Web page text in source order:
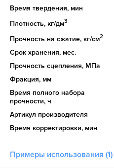
Время твердения, мин
Плотность, кг/дм3
Прочность на сжатие, кг/см2
Срок хранения, мес.
Прочность сцепления, МПа
Фракция, мм
Время полного набора
прочности, ч
Артикул производителя
Время корректировки, мин
Примеры использования (1)